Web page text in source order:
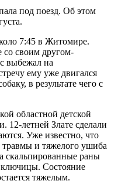
под поезд. Об этом
7:45 в Житомире.
со своим другом-
выбежал на
ему уже двигался
в результате чего с
областной детской
12-летней Злате сделали
Уже известно, что
травмы и тяжелого ушиба
скальпированные раны
Состояние
тяжелым.